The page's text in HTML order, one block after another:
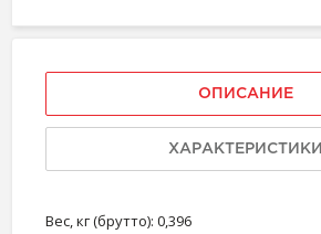
ОПИСАНИЕ
ХАРАКТЕРИСТИКИ
Вес, кг (брутто): 0,396